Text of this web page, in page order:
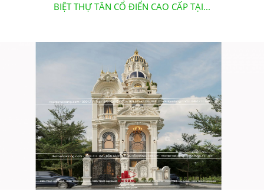
BIỆT THỰ TÂN CỔ ĐIỂN CAO CẤP TẠI...